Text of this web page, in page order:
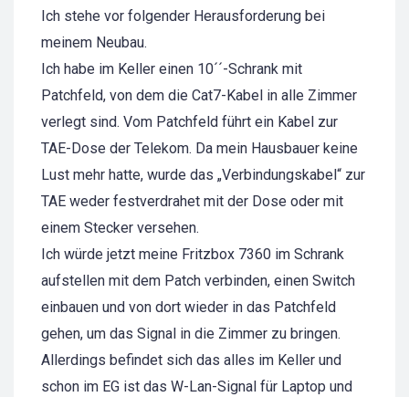
Ich stehe vor folgender Herausforderung bei
meinem Neubau.
Ich habe im Keller einen 10´´-Schrank mit
Patchfeld, von dem die Cat7-Kabel in alle Zimmer
verlegt sind. Vom Patchfeld führt ein Kabel zur
TAE-Dose der Telekom. Da mein Hausbauer keine
Lust mehr hatte, wurde das „Verbindungskabel“ zur
TAE weder festverdrahet mit der Dose oder mit
einem Stecker versehen.
Ich würde jetzt meine Fritzbox 7360 im Schrank
aufstellen mit dem Patch verbinden, einen Switch
einbauen und von dort wieder in das Patchfeld
gehen, um das Signal in die Zimmer zu bringen.
Allerdings befindet sich das alles im Keller und
schon im EG ist das W-Lan-Signal für Laptop und